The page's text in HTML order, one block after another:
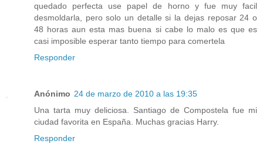
quedado perfecta use papel de horno y fue muy facil
desmoldarla, pero solo un detalle si la dejas reposar 24 o
48 horas aun esta mas buena si cabe lo malo es que es
casi imposible esperar tanto tiempo para comertela
Responder
Anónimo 24 de marzo de 2010 a las 19:35
Una tarta muy deliciosa. Santiago de Compostela fue mi
ciudad favorita en España. Muchas gracias Harry.
Responder